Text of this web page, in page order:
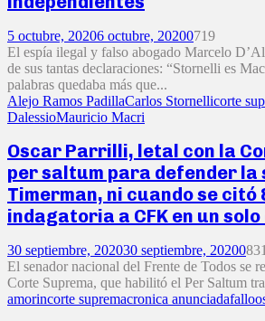
5 octubre, 20206 octubre, 20200719
El espía ilegal y falso abogado Marcelo
de sus tantas declaraciones: “Stornelli es
palabras quedaba más que...
Alejo Ramos PadillaCarlos Stornellicorte
DalessioMauricio Macri
Oscar Parrilli, letal con la
per saltum para defender la
Timerman, ni cuando se citó
indagatoria a CFK en un solo
30 septiembre, 202030 septiembre, 20200831
El senador nacional del Frente de Todos se
Corte Suprema, que habilitó el Per Saltum
amorincorte supremacronica anunciadafallo